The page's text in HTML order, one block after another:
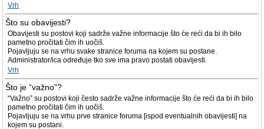
Vrh
Što su obavijesti?
Obavijesti su postovi koji sadrže važne informacije što će reći da bi ih bilo
pametno pročitati čim ih uočiš.
Pojavljuju se na vrhu svake stranice foruma na kojem su postane.
Administrator/ica određuje tko sve ima pravo postati obavijesti.
Vrh
Što je “važno”?
“Važno” su postovi koji često sadrže važne informacije što će reći da bi ih bilo
pametno pročitati čim ih uočiš.
Pojavljuju se na vrhu prve stranice foruma [ispod eventualnih obavijesti] na
kojem su postani.